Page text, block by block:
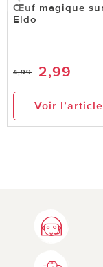
Œuf magique
Eldo
4,99 2,99
Voir l’article